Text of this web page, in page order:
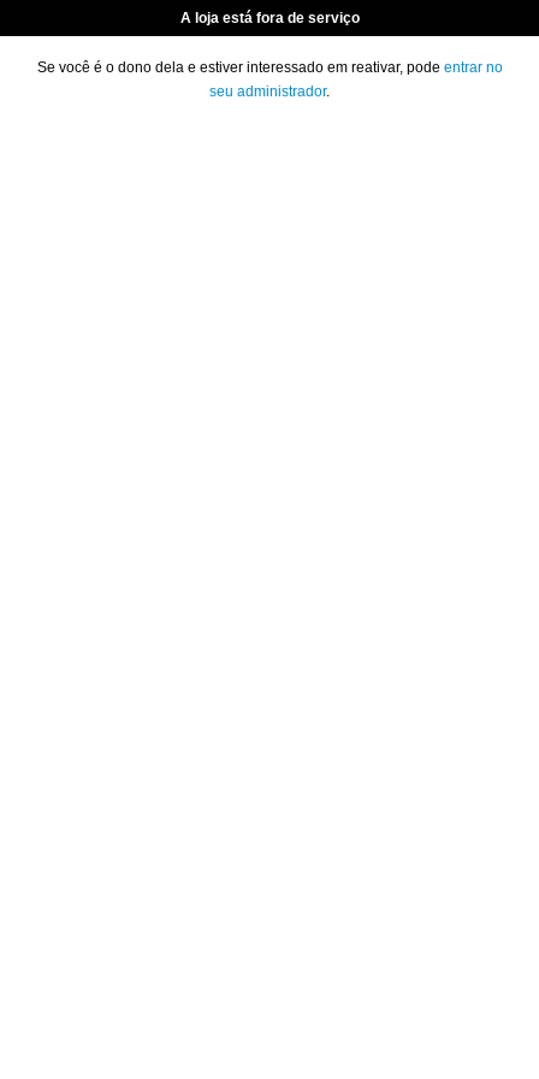
A loja está fora de serviço
Se você é o dono dela e estiver interessado em reativar, pode entrar no
seu administrador.